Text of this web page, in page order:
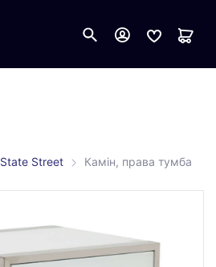
State Street Камін, права тумба